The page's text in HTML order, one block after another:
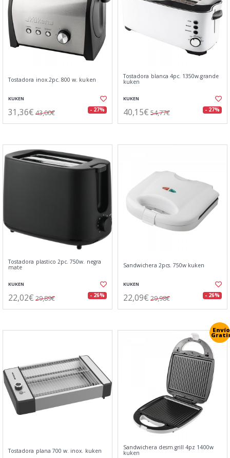
Tostadora inox.2pc. 800 w. kuken
KUKEN
31,36€ 43,00€ - 27%
Tostadora blanca 4pc. 1350w.grande
kuken
KUKEN
40,15€ 54,77€ - 27%
Tostadora plastico 2pc. 750w. negra
mate
KUKEN
22,02€ 29,89€ - 26%
Sandwichera 2pcs. 750w kuken
KUKEN
22,09€ 29,98€ - 26%
Tostadora plana 700 w. inox. kuken
Envío
Sandwichera desm.grill 4pz 1400w
kuken